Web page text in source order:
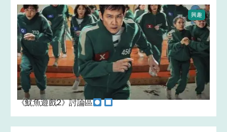
興趣
《魷魚遊戲2》討論區